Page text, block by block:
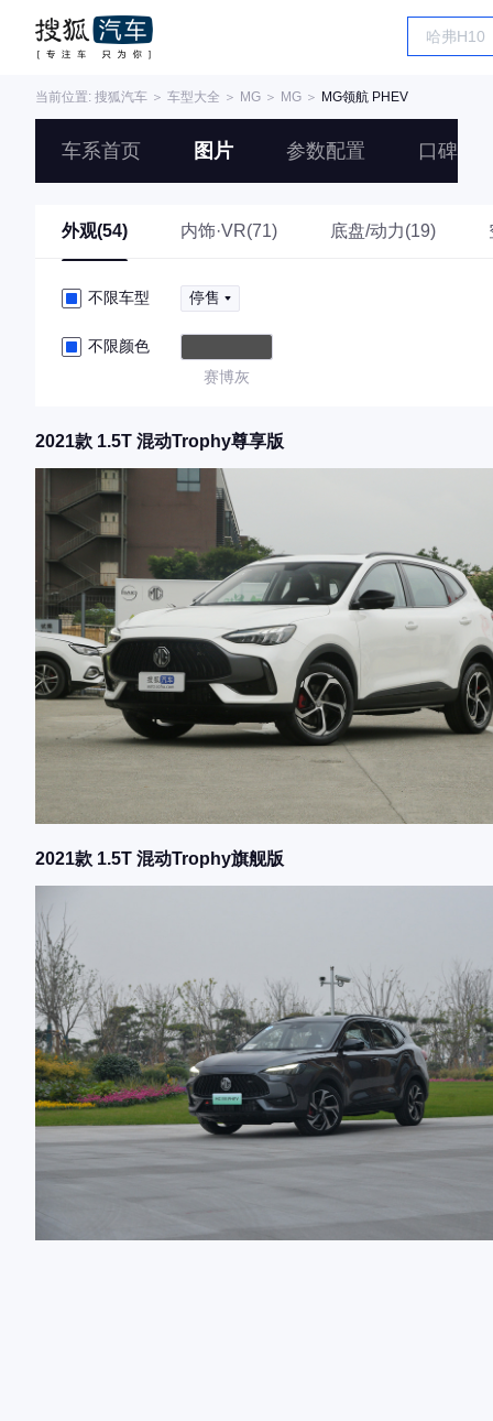
当前位置: 搜狐汽车 ＞ 车型大全 ＞ MG ＞ MG ＞ MG领航 PHEV
车系首页 图片 参数配置 口碑
外观(54) 内饰·VR(71) 底盘/动力(19)
不限车型 停售
不限颜色
赛博灰
2021款 1.5T 混动Trophy尊享版
2021款 1.5T 混动Trophy旗舰版